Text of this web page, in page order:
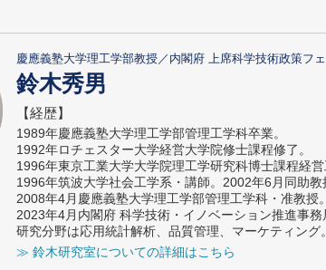
慶應義塾大学理工学部教授／内閣府 上席科学技術政策フェ
鈴木秀男
【経歴】
1989年慶應義塾大学理工学部管理工学科卒業。
1992年ロチェスター大学経営大学院修士課程修了。
1996年東京工業大学大学院理工学研究科博士課程経
1996年筑波大学社会工学系・講師。2002年6月同助教
2008年4月慶應義塾大学理工学部管理工学科・准教授
2023年4月内閣府 科学技術・イノベーション推進事
研究分野は応用統計解析、品質管理、マーケティング。
≫ 鈴木研究室についての詳細はこちら